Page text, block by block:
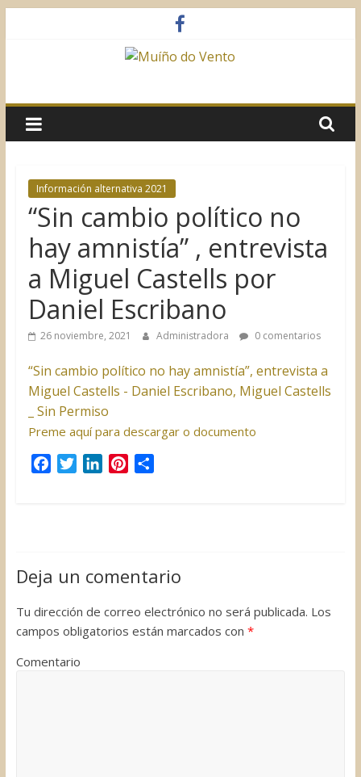
do
Vento
Asociación
Sociocultural
Información alternativa 2021
“Sin cambio político no
hay amnistía” , entrevista
a Miguel Castells por
Daniel Escribano
26 noviembre, 2021 Administradora 0 comentarios
“Sin cambio político no hay amnistía”, entrevista a
Miguel Castells - Daniel Escribano, Miguel Castells
_ Sin Permiso
Preme aquí para descargar o documento
o
r
I
e
t
t
r
Deja un comentario
Tu dirección de correo electrónico no será publicada. Los
campos obligatorios están marcados con *
Comentario